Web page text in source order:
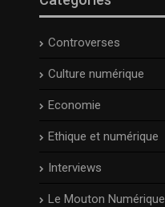
Controverses
Culture numérique
Economie
Ethique et numérique
Interviews
Le Mouton Numérique